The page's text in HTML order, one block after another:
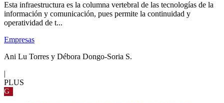
Esta infraestructura es la columna vertebral de las tecnologías de la
información y comunicación, pues permite la continuidad y
operatividad de t...
Empresas
Ani Lu Torres y Débora Dongo-Soria S.
|
PLUS
G